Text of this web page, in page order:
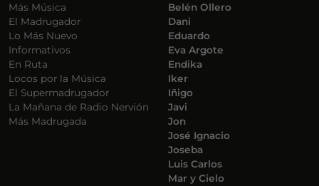
Más Música
El Madrugador
Lo Más Nuevo
Informativos
En Ruta
Locos por la Música
El Supermadrugador
La Mañana de Radio Nervión
Más Madrugada
Belén Ollero
Dani
Eduardo
Eva Argote
Endika
Iker
Iñigo
Javi
Jon
José Ignacio
Joseba
Luis Carlos
Mar y Cielo